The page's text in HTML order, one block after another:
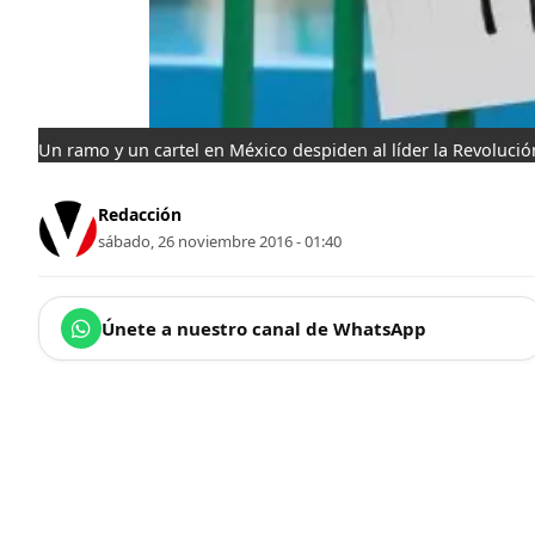
Un ramo y un cartel en México despiden al líder la
Redacción
sábado, 26 noviembre 2016 - 01:40
Únete a nuestro canal de WhatsApp